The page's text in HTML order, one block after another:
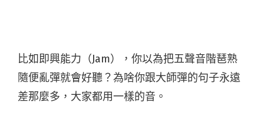
比如即興能力（Jam），你以為把五聲音階琶熟
隨便亂彈就會好聽？為啥你跟大師彈的句子永遠
差那麼多，大家都用一樣的音。